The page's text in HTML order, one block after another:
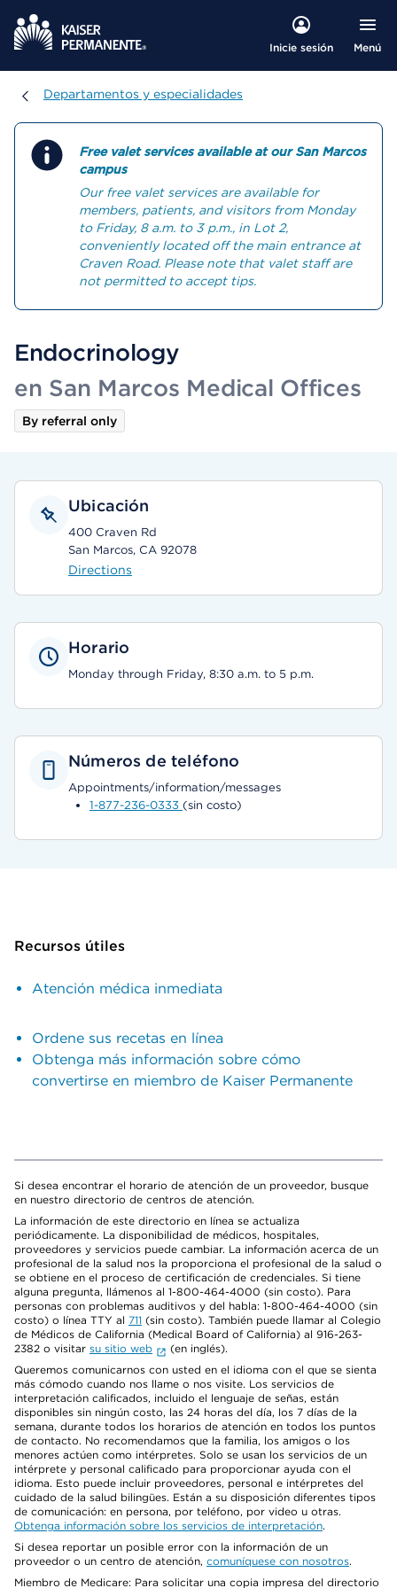
Inicie sesión Menú
Departamentos y especialidades
Departamentos y especialidades
Free valet services available at our San Marcos
campus
Our free valet services are available for
members, patients, and visitors from Monday
to Friday, 8 a.m. to 3 p.m., in Lot 2,
conveniently located off the main entrance at
Craven Road. Please note that valet staff are
not permitted to accept tips.
Endocrinology
en San Marcos Medical Offices
By referral only
Ubicación
400 Craven Rd
San Marcos, CA 92078
Directions
Horario
Monday through Friday, 8:30 a.m. to 5 p.m.
Números de teléfono
Appointments/information/messages
1-877-236-0333 (sin costo)
Recursos útiles
Atención médica inmediata
Ordene sus recetas en línea
Obtenga más información sobre cómo
convertirse en miembro de Kaiser Permanente
Si desea encontrar el horario de atención de un proveedor, busque
en nuestro directorio de centros de atención.
La información de este directorio en línea se actualiza
periódicamente. La disponibilidad de médicos, hospitales,
proveedores y servicios puede cambiar. La información acerca de un
profesional de la salud nos la proporciona el profesional de la salud o
se obtiene en el proceso de certificación de credenciales. Si tiene
alguna pregunta, llámenos al 1-800-464-4000 (sin costo). Para
personas con problemas auditivos y del habla: 1-800-464-4000 (sin
costo) o línea TTY al 711 (sin costo). También puede llamar al Colegio
de Médicos de California (Medical Board of California) al 916-263-
2382 o visitar su sitio web
(en inglés).
Queremos comunicarnos con usted en el idioma con el que se sienta
más cómodo cuando nos llame o nos visite. Los servicios de
interpretación calificados, incluido el lenguaje de señas, están
disponibles sin ningún costo, las 24 horas del día, los 7 días de la
semana, durante todos los horarios de atención en todos los puntos
de contacto. No recomendamos que la familia, los amigos o los
menores actúen como intérpretes. Solo se usan los servicios de un
intérprete y personal calificado para proporcionar ayuda con el
idioma. Esto puede incluir proveedores, personal e intérpretes del
cuidado de la salud bilingües. Están a su disposición diferentes tipos
de comunicación: en persona, por teléfono, por video u otras.
Obtenga información sobre los servicios de interpretación.
Si desea reportar un posible error con la información de un
proveedor o un centro de atención, comuníquese con nosotros.
Miembro de Medicare: Para solicitar una copia impresa del directorio